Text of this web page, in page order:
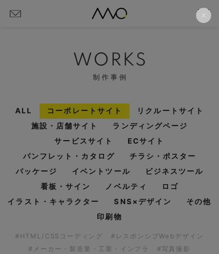
WORKS
制作事例
ALL コーポレートサイト
リクルートサイト
施設・店舗サイト
ランディングページ
サービスサイト
ECサイト
パンフレット・カタログ
チラシ・ポスター
パッケージ
イベントツール
ビジネスツール
看板・サイン
ノベルティ
ロゴ
イラスト・キャラクター
SNS×デザイン
その他
印刷物
#HTML/CSSコーディング
#レスポンシブWebデザイン
#メーカー・製造業・工業・インフラ
#写真撮影